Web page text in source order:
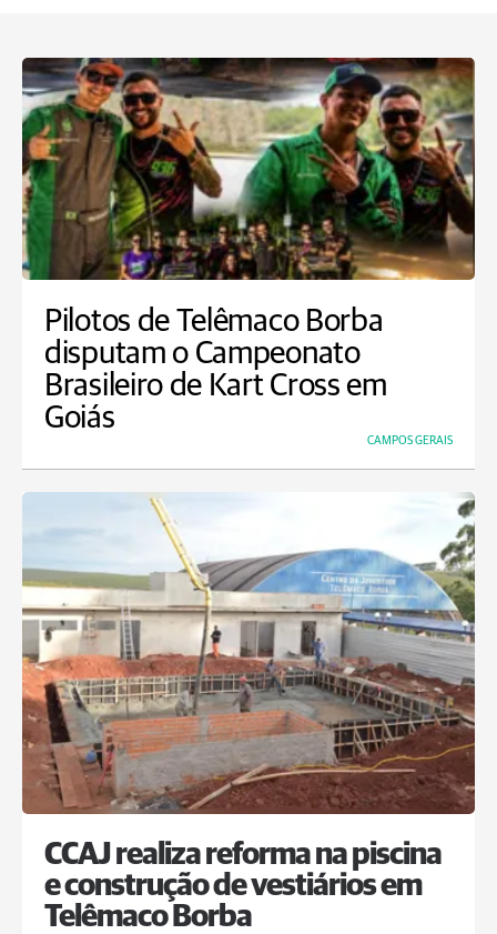
Pilotos de Telêmaco Borba
disputam o Campeonato
Brasileiro de Kart Cross em
Goiás
CAMPOS GERAIS
CCAJ realiza reforma na piscina
e construção de vestiários em
Telêmaco Borba